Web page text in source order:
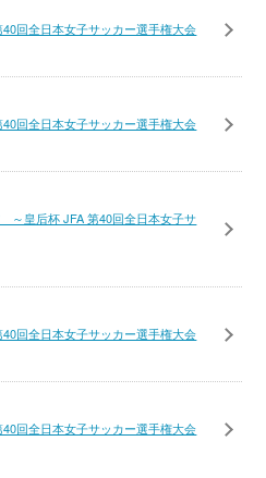
回全日本女子サッカー選手権大会
回全日本女子サッカー選手権大会
～皇后杯 JFA 第40回全日本女子サ
回全日本女子サッカー選手権大会
回全日本女子サッカー選手権大会